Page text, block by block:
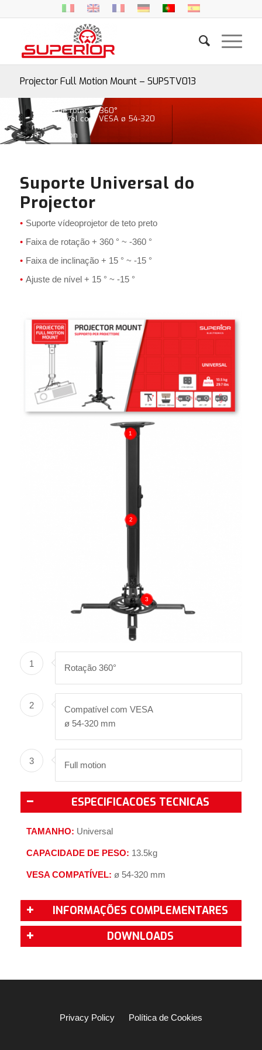
Projector Full Motion Mount – SUPSTV013
• Faixa de rotação 360°
• Compatível com VESA ø 54-320
mm
• Full motion
Suporte Universal do
Projector
Suporte vídeoprojetor de teto preto
Faixa de rotação + 360 ° ~ -360 °
Faixa de inclinação + 15 ° ~ -15 °
Ajuste de nível + 15 ° ~ -15 °
1
2
3
1 Rotação 360°
2
Compatível com VESA
ø 54-320 mm
3 Full motion
ESPECIFICACOES TECNICAS
TAMANHO: Universal
CAPACIDADE DE PESO: 13.5kg
VESA COMPATÍVEL: ø 54-320 mm
INFORMAÇÕES COMPLEMENTARES
DOWNLOADS
Privacy Policy Política de Cookies